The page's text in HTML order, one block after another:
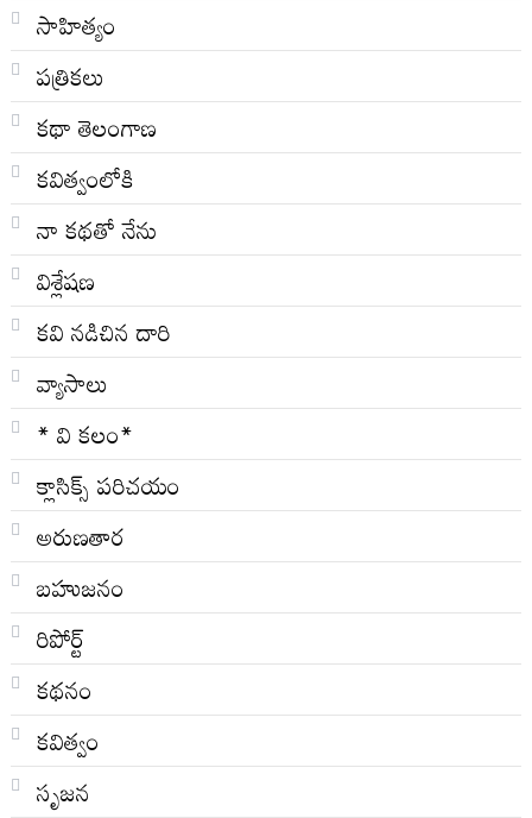
సాహిత్యం
పత్రికలు
కథా తెలంగాణ
కవిత్వంలోకి
నా క‌థ‌తో నేను
విశ్లేషణ
కవి నడిచిన దారి
వ్యాసాలు
* వి క‌లం*
క్లాసిక్స్ ప‌రిచ‌యం
అరుణతార
బహుజనం
రిపోర్ట్
కథనం
కవిత్వం
సృజన